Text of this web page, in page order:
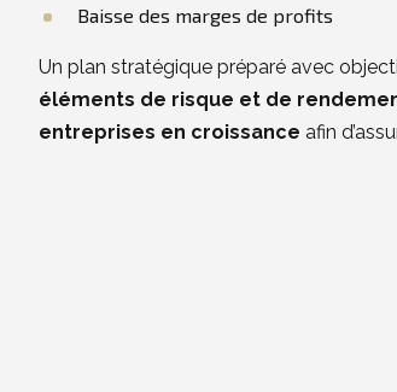
Baisse des marges de profits
Un plan stratégique préparé avec
éléments de risque et de
entreprises en croissance afin